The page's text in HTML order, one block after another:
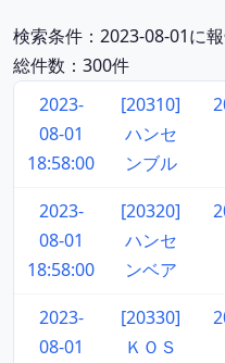
検索条件：2023-08-01に
総件数：300件
2023-
08-01
18:58:00
[20310]
ハンセ
ンブル
2023-
08-01
18:58:00
[20320]
ハンセ
ンベア
2023-
08-01
[20330]
ＫＯＳ